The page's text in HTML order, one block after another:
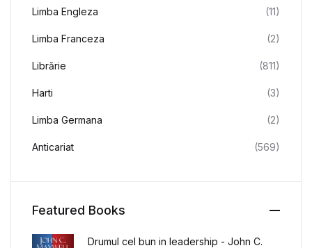
Limba Engleza (11)
Limba Franceza (2)
Librărie (811)
Harti (3)
Limba Germana (2)
Anticariat (569)
Featured Books
Drumul cel bun in leadership - John C.